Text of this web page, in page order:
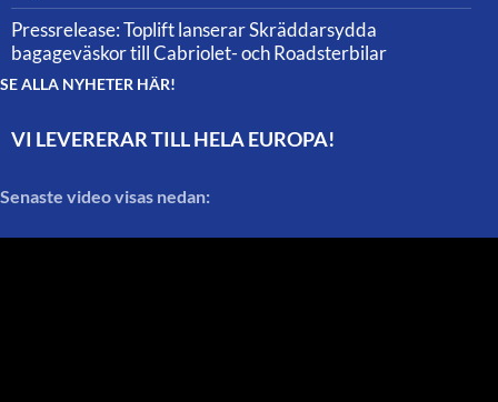
Pressrelease: Toplift lanserar Skräddarsydda
bagageväskor till Cabriolet- och Roadsterbilar
SE ALLA NYHETER HÄR!
VI LEVERERAR TILL HELA EUROPA!
Senaste video visas nedan: